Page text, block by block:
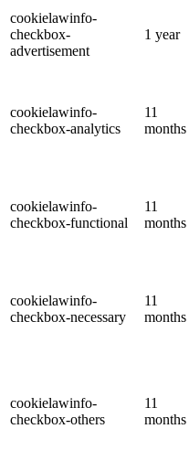
cookielawinfo-
checkbox-
advertisement
1 year
cookielawinfo-
checkbox-analytics
11
months
cookielawinfo-
checkbox-functional
11
months
cookielawinfo-
checkbox-necessary
11
months
cookielawinfo-
checkbox-others
11
months